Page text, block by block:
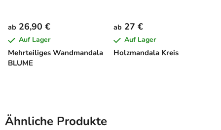
Mehrteiliges Wandmandala
BLUME
ab 26,90 €
Auf Lager
Holzmandala Kreis
ab 27 €
Auf Lager
Ähnliche Produkte